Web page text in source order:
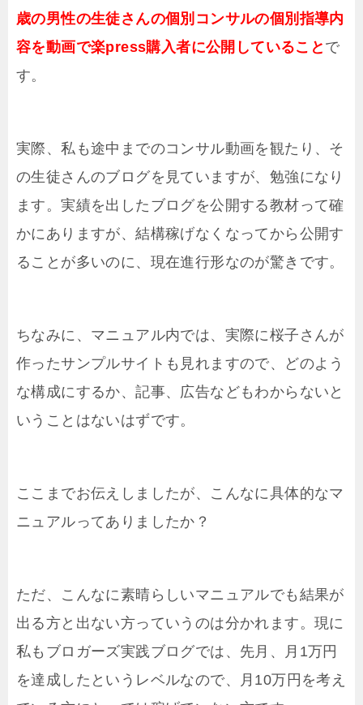
歳の男性の生徒さんの個別コンサルの個別指導内
容を動画で楽press購入者に公開していること で
す。
実際、私も途中までのコンサル動画を観たり、そ
の生徒さんのブログを見ていますが、勉強になり
ます。実績を出したブログを公開する教材って確
かにありますが、結構稼げなくなってから公開す
ることが多いのに、現在進行形なのが驚きです。
ちなみに、マニュアル内では、実際に桜子さんが
作ったサンプルサイトも見れますので、どのよう
な構成にするか、記事、広告などもわからないと
いうことはないはずです。
ここまでお伝えしましたが、こんなに具体的なマ
ニュアルってありましたか？
ただ、こんなに素晴らしいマニュアルでも結果が
出る方と出ない方っていうのは分かれます。現に
私もブロガーズ実践ブログでは、先月、月1万円
を達成したというレベルなので、月10万円を考え